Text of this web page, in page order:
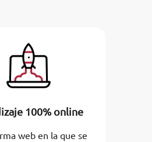
100% online
web en la que se